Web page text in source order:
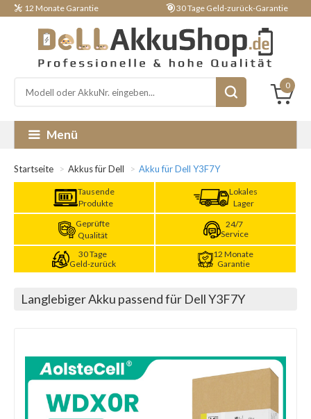
12 Monate Garantie 30 Tage Geld-zurück-Garantie
0
Menü
Startseite Akkus für Dell Akku für Dell Y3F7Y
Tausende
Produkte
Lokales
Lager
Geprüfte
Qualität
24/7
Service
30 Tage
Geld-zurück
12 Monate
Garantie
Langlebiger Akku passend für Dell Y3F7Y